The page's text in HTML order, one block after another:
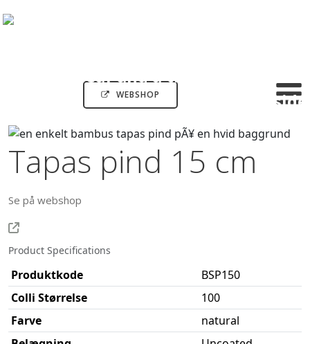
WEBSHOP
Tapas pind 15 cm
Se på webshop
Product Specifications
Produktkode
BSP150
Colli Størrelse
100
Farve
natural